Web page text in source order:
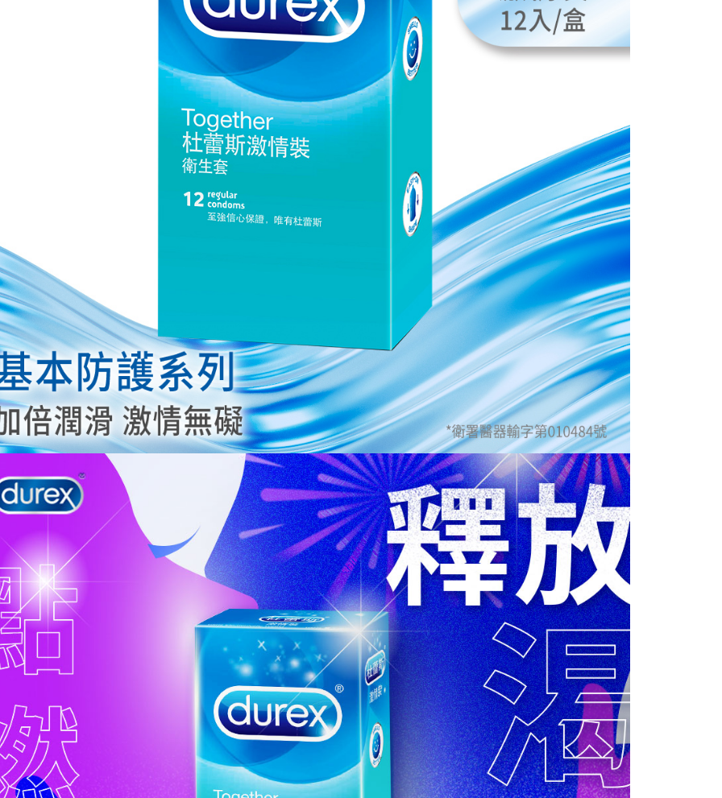
交易，需依本服務之必要範圍內提供個人資料，並將交易相關給付款項請
求債權轉讓予恩沛科技股份有限公司。
２．關於個人資料處理事宜，請瀏覽以下網址：
https://aftee.tw/terms/#terms3
３．未成年的使用者請事先徵得法定代理人或監護人之同意方可使用
「AFTEE先享後付」，若未經同意申辦者引起之損失，本公司不負相關責
４．使用「AFTEE先享後付」時，將依據個別帳號之用戶狀況，依本公司
即時審查核予不同之上限額度；若仍有額度不足之情形，本公司將視審查
５．嚴禁一人註冊多個帳號或使用他人資訊註冊。若發現惡意使用之情
形，恩沛科技股份有限公司將有權停止該用戶之使用額度並採取法律行
每筆NT$90，滿NT$999(含以上)免運費